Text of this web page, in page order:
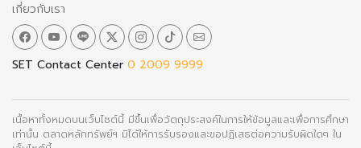
เกี่ยวกับเรา
SET Contact Center 0 2009 9999
เนื้อหาทั้งหมดบนเว็บไซต์นี้ มีขึ้นเพื่อวัตถุประสงค์ในการให้ข้อมูลและเพื่อการศึกษา
เท่านั้น ตลาดหลักทรัพย์ฯ มิได้ให้การรับรองและขอปฏิเสธต่อความรับผิดใดๆ ใน